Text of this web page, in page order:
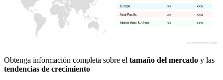
XX%
XX
XX%
XX
XX%
XX
Obtenga información completa sobre el tamaño del mercado y las
tendencias de crecimiento